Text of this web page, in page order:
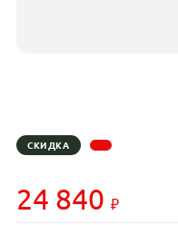
СКИДКА
24 840